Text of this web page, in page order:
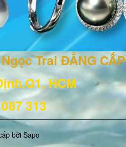
Trai ĐẲNG CẤP
HCM
313
bởiSapo